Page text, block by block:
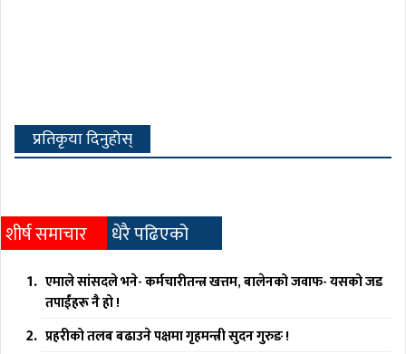
प्रतिकृया दिनुहोस्
शीर्ष समाचार धेरै पढिएको
एमाले सांसदले भने- कर्मचारीतन्त्र खत्तम, बालेनको जवाफ- यसको जड
तपाईंहरू नै हो !
प्रहरीको तलब बढाउने पक्षमा गृहमन्त्री सुदन गुरुङ !